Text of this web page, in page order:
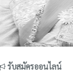
รับสมัครออนไลน์